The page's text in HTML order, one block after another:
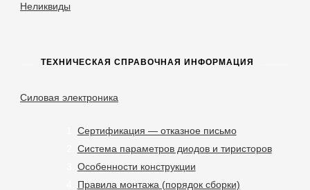
Неликвиды
ТЕХНИЧЕСКАЯ СПРАВОЧНАЯ ИНФОРМАЦИЯ
Силовая электроника
Сертификация — отказное письмо
Система параметров диодов и тиристоров
Особенности конструкции
Правила монтажа (порядок сборки)